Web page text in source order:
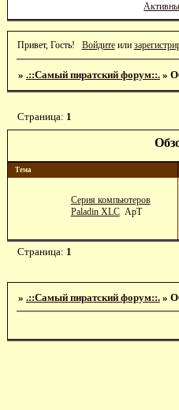
Привет, Гость! Войдитеили
» .::Самый пиратский форум::. »
Страница: 1
Тема
Серия компьютеров
Paladin XLC ApT
Страница: 1
» .::Самый пиратский форум::. »